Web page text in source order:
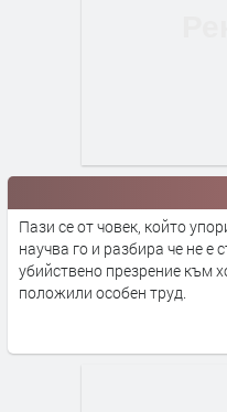
Пази се от човек, който
научва го и разбира че не е
убийствено презрение към
положили особен труд.